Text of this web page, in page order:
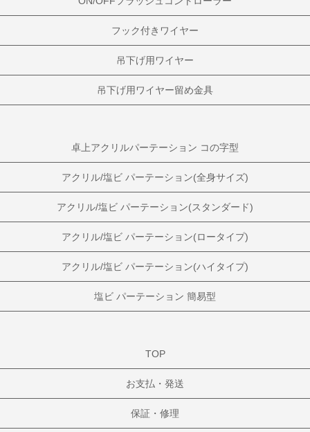
フック付きワイヤー
吊下げ用ワイヤー
吊下げ用ワイヤー留め金具
卓上アクリルパーテーション コの字型
アクリル/塩ビ パーテーション(全身サイズ)
アクリル/塩ビ パーテーション(スタンダード)
アクリル/塩ビ パーテーション(ロータイプ)
アクリル/塩ビ パーテーション(ハイタイプ)
塩ビ パーテーション 簡易型
TOP
お支払・発送
保証・修理